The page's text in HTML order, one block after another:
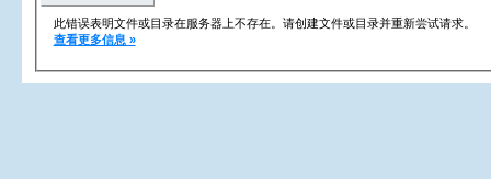
此错误表明文件或目录在服务器上不存在。请创建文件或目录并重新尝试请求。
查看更多信息 »